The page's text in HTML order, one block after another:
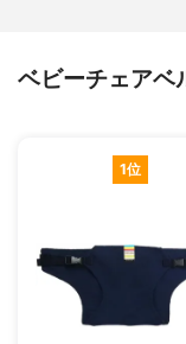
ベビーチェアベ
1位